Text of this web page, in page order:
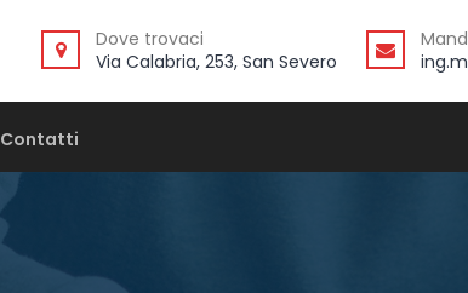
Dove trovaci
Via Calabria, 253, San Severo
Contatti